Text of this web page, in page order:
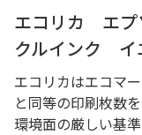
エコリカ エプ
クルインク イ
エコリカはエコマ
と同等の印刷枚数
環境面の厳しい基